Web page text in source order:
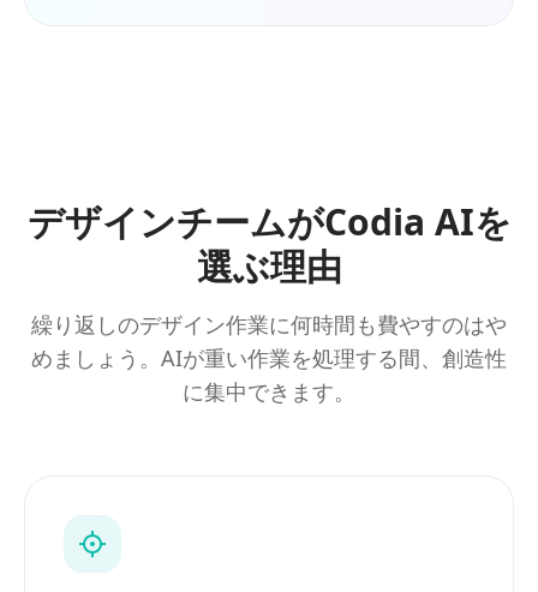
デザインチームがCodia AIを
選ぶ理由
繰り返しのデザイン作業に何時間も費やすのはや
めましょう。AIが重い作業を処理する間、創造性
に集中できます。